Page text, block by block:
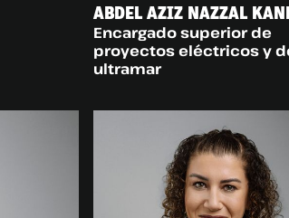
ABDEL AZIZ NAZZAL
Encargado superior de
proyectos eléctricos y
ultramar